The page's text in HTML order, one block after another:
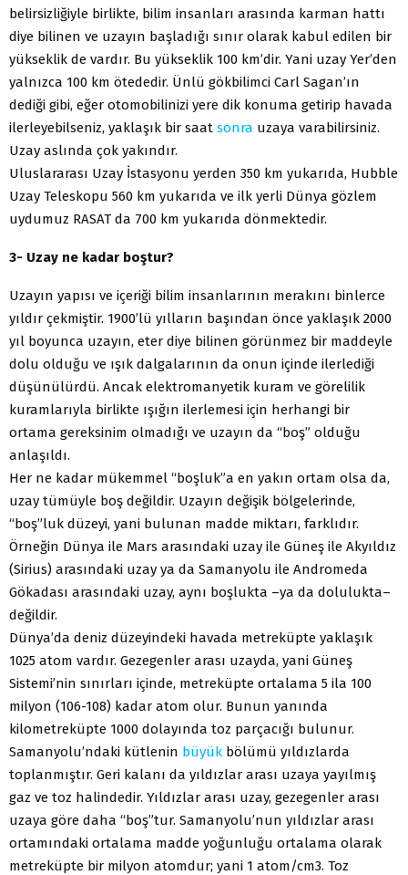
belirsizliğiyle birlikte, bilim insanları arasında karman hattı
diye bilinen ve uzayın başladığı sınır olarak kabul edilen bir
yükseklik de vardır. Bu yükseklik 100 km’dir. Yani uzay Yer’den
yalnızca 100 km ötededir. Ünlü gökbilimci Carl Sagan’ın
dediği gibi, eğer otomobilinizi yere dik konuma getirip havada
ilerleyebilseniz, yaklaşık bir saat sonra uzaya varabilirsiniz.
Uzay aslında çok yakındır.
Uluslararası Uzay İstasyonu yerden 350 km yukarıda, Hubble
Uzay Teleskopu 560 km yukarıda ve ilk yerli Dünya gözlem
uydumuz RASAT da 700 km yukarıda dönmektedir.
3- Uzay ne kadar boştur?
Uzayın yapısı ve içeriği bilim insanlarının merakını binlerce
yıldır çekmiştir. 1900’lü yılların başından önce yaklaşık 2000
yıl boyunca uzayın, eter diye bilinen görünmez bir maddeyle
dolu olduğu ve ışık dalgalarının da onun içinde ilerlediği
düşünülürdü. Ancak elektromanyetik kuram ve görelilik
kuramlarıyla birlikte ışığın ilerlemesi için herhangi bir
ortama gereksinim olmadığı ve uzayın da “boş” olduğu
anlaşıldı.
Her ne kadar mükemmel “boşluk”a en yakın ortam olsa da,
uzay tümüyle boş değildir. Uzayın değişik bölgelerinde,
“boş”luk düzeyi, yani bulunan madde miktarı, farklıdır.
Örneğin Dünya ile Mars arasındaki uzay ile Güneş ile Akyıldız
(Sirius) arasındaki uzay ya da Samanyolu ile Andromeda
Gökadası arasındaki uzay, aynı boşlukta –ya da dolulukta–
değildir.
Dünya’da deniz düzeyindeki havada metreküpte yaklaşık
1025 atom vardır. Gezegenler arası uzayda, yani Güneş
Sistemi’nin sınırları içinde, metreküpte ortalama 5 ila 100
milyon (106-108) kadar atom olur. Bunun yanında
kilometreküpte 1000 dolayında toz parçacığı bulunur.
Samanyolu’ndaki kütlenin büyük bölümü yıldızlarda
toplanmıştır. Geri kalanı da yıldızlar arası uzaya yayılmış
gaz ve toz halindedir. Yıldızlar arası uzay, gezegenler arası
uzaya göre daha “boş”tur. Samanyolu’nun yıldızlar arası
ortamındaki ortalama madde yoğunluğu ortalama olarak
metreküpte bir milyon atomdur; yani 1 atom/cm3. Toz